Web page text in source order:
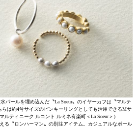
パールを埋め込んだ〝La Soeur〟のイヤーカフは〝マルテ
らは約4号サイズのピンキーリングとしても活用できるMサ
ルティニーク ルコント ルミネ有楽町＜La Soeur＞）
る〝ロンハーマン〟の別注アイテム。カジュアルなボール